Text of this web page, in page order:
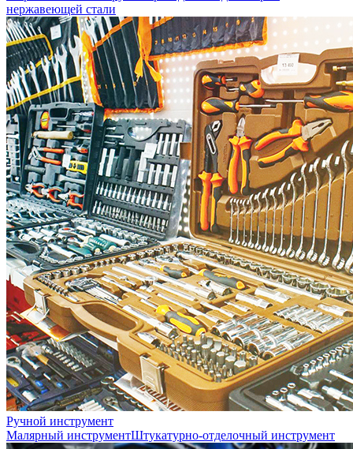
нержавеющей стали
Ручной инструмент
Малярный инструментШтукатурно-отделочный инструмент